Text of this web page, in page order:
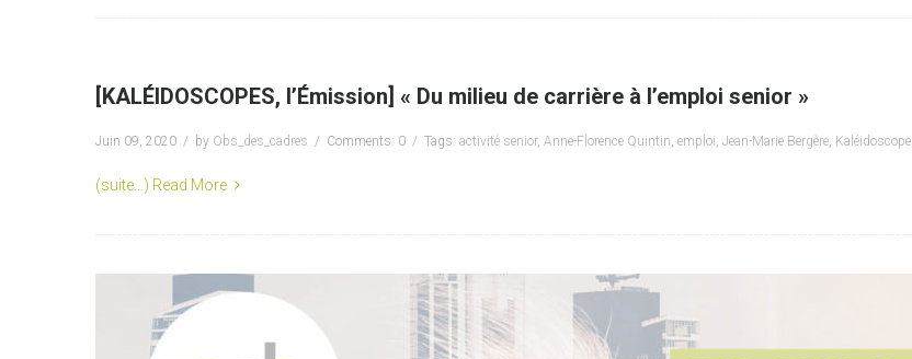
[KALÉIDOSCOPES, l’Émission] « Du milieu de carrière à l’emploi senior »
Juin 09, 2020 by Obs_des_cadres Comments: 0 Tags: activité senior, Anne-Florence Quintin, emploi, Jean-Marie Bergère, Kaléidoscope
(suite…) Read More